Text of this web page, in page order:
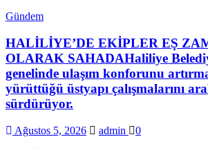
Gündem
HALİLİYE’DE EKİPLER EŞ
OLARAK SAHADAHaliliye
genelinde ulaşım konforunu
yürüttüğü üstyapı çalışmalarını
sürdürüyor.
Ağustos 5, 2026 admin 0